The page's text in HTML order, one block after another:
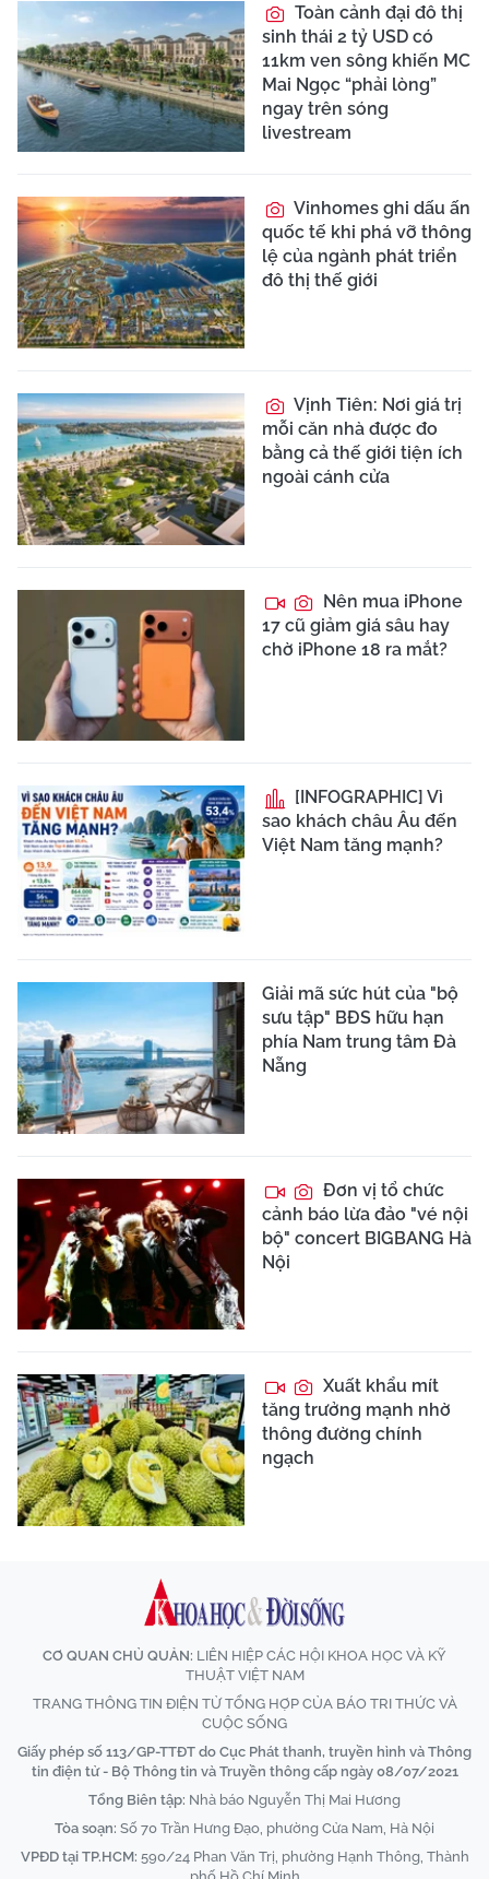
Toàn cảnh đại đô thị
sinh thái 2 tỷ USD có
11km ven sông khiến MC
Mai Ngọc “phải lòng”
ngay trên sóng
livestream
Vinhomes ghi dấu ấn
quốc tế khi phá vỡ thông
lệ của ngành phát triển
đô thị thế giới
Vịnh Tiên: Nơi giá trị
mỗi căn nhà được đo
bằng cả thế giới tiện ích
ngoài cánh cửa
Nên mua iPhone
17 cũ giảm giá sâu hay
chờ iPhone 18 ra mắt?
[INFOGRAPHIC] Vì
sao khách châu Âu đến
Việt Nam tăng mạnh?
Giải mã sức hút của "bộ
sưu tập" BĐS hữu hạn
phía Nam trung tâm Đà
Nẵng
Đơn vị tổ chức
cảnh báo lừa đảo "vé nội
bộ" concert BIGBANG Hà
Nội
Xuất khẩu mít
tăng trưởng mạnh nhờ
thông đường chính
ngạch
CƠ QUAN CHỦ QUẢN: LIÊN HIỆP CÁC HỘI KHOA HỌC VÀ KỸ
THUẬT VIỆT NAM
TRANG THÔNG TIN ĐIỆN TỬ TỔNG HỢP CỦA BÁO TRI THỨC VÀ
CUỘC SỐNG
Giấy phép số 113/GP-TTĐT do Cục Phát thanh, truyền hình và Thông
tin điện tử - Bộ Thông tin và Truyền thông cấp ngày 08/07/2021
Tổng Biên tập: Nhà báo Nguyễn Thị Mai Hương
Tòa soạn: Số 70 Trần Hưng Đạo, phường Cửa Nam, Hà Nội
VPĐD tại TP.HCM: 590/24 Phan Văn Trị, phường Hạnh Thông, Thành